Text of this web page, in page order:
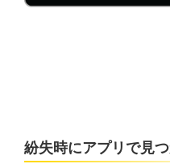
紛失時にアプリで見